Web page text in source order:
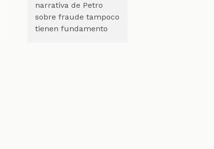
narrativa de Petro
sobre fraude tampoco
tienen fundamento